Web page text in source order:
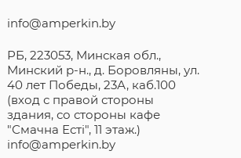
info@amperkin.by
РБ, 223053, Минская обл.,
Минский р-н., д. Боровляны, ул.
40 лет Победы, 23А, каб.100
(вход с правой стороны
здания, со стороны кафе
"Смачна Естi", 11 этаж.)
info@amperkin.by